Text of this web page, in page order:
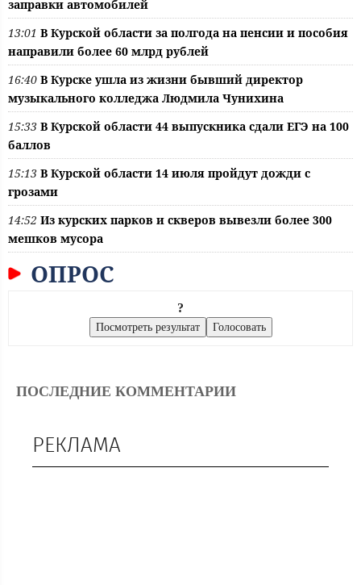
заправки автомобилей
13:01 В Курской области за полгода на пенсии и пособия
направили более 60 млрд рублей
16:40 В Курске ушла из жизни бывший директор
музыкального колледжа Людмила Чунихина
15:33 В Курской области 44 выпускника сдали ЕГЭ на 100
баллов
15:13 В Курской области 14 июля пройдут дожди с
грозами
14:52 Из курских парков и скверов вывезли более 300
мешков мусора
ОПРОС
?
ПОСЛЕДНИЕ КОММЕНТАРИИ
РЕКЛАМА